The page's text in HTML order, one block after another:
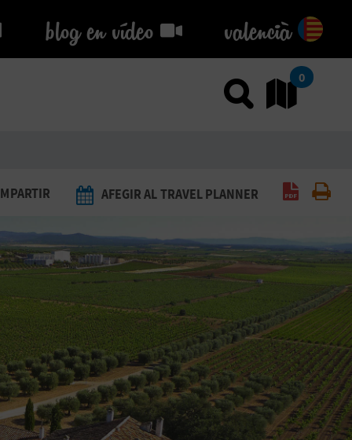
blog en vídeo
blog en vídeo valencià
Usar el
0
AFEGIR AL TRAVEL PLANNER Generar